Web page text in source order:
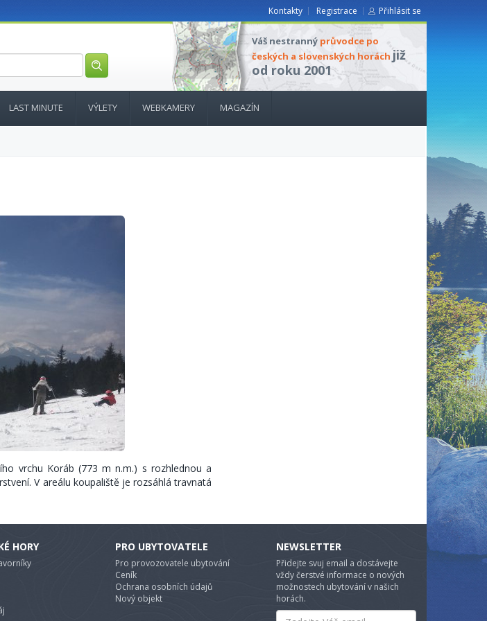
Kontakty Registrace Přihlásit se
Váš nestranný průvodce po
českých a slovenských horách již
od roku 2001
LAST MINUTE VÝLETY WEBKAMERY MAGAZÍN
vrchu Koráb (773 m n.m.) s rozhlednou a
V areálu koupaliště je rozsáhlá travnatá
HORY PRO UBYTOVATELE
Pro provozovatele ubytování
Ceník
Ochrana osobních údajů
Nový objekt
NEWSLETTER
Přidejte svuj email a dostávejte
vždy čerstvé informace o nových
možnostech ubytování v našich
horách.
Email